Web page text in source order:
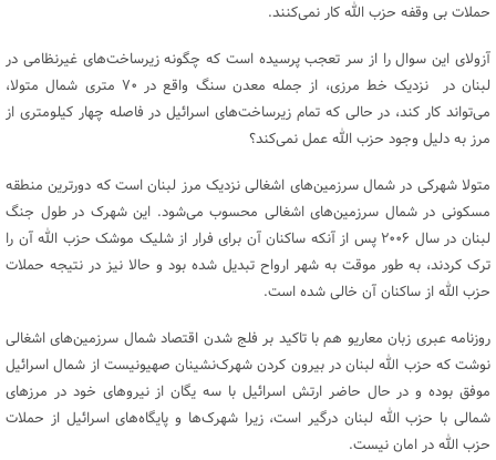
حملات بی وقفه حزب الله کار نمی‌کنند.
آزولای این سوال را از سر تعجب پرسیده است که چگونه زیرساخت‌های غیرنظامی در
لبنان در نزدیک خط مرزی، از جمله معدن سنگ واقع در ۷۰ متری شمال متولا،
می‌تواند کار کند، در حالی که تمام زیرساخت‌های اسرائیل در فاصله چهار کیلومتری از
مرز به دلیل وجود حزب الله عمل نمی‌کند؟
متولا شهرکی در شمال سرزمین‌های اشغالی نزدیک مرز لبنان است که دورترین منطقه
مسکونی در شمال سرزمین‌های اشغالی محسوب می‌شود. این شهرک در طول جنگ
لبنان در سال ۲۰۰۶ پس از آنکه ساکنان آن برای فرار از شلیک موشک حزب الله آن را
ترک کردند، به طور موقت به شهر ارواح تبدیل شده بود و حالا نیز در نتیجه حملات
حزب الله از ساکنان آن خالی شده است.
روزنامه عبری زبان معاریو هم با تاکید بر فلج شدن اقتصاد شمال سرزمین‌های اشغالی
نوشت که حزب الله لبنان در بیرون کردن شهرک‌نشینان صهیونیست از شمال اسرائیل
موفق بوده و در حال حاضر ارتش اسرائیل با سه یگان از نیروهای خود در مرزهای
شمالی با حزب الله لبنان درگیر است، زیرا شهرک‌ها و پایگاه‌های اسرائیل از حملات
حزب الله در امان نیست.